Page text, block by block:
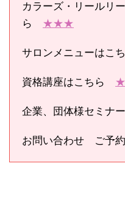
カラーズ・リールリ
ら ★★★
サロンメニューはこ
資格講座はこちら
企業、団体様セミナ
お問い合わせ ご予